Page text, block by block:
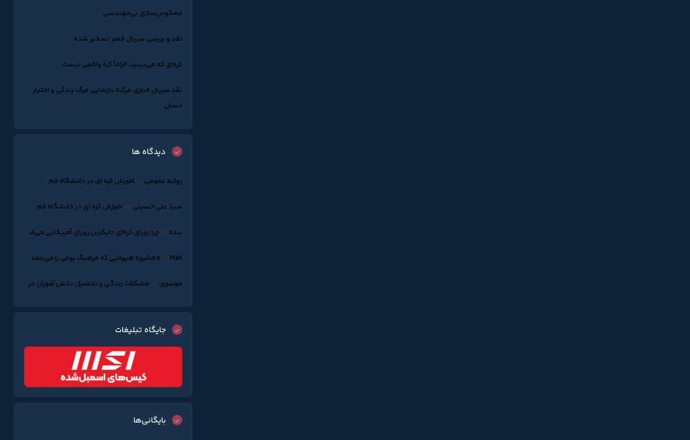
معکوس‌سازی بی‌مهندسی
نقد و بررسی سریال قصر تسخیر شده
کره‌ای که می‌بینید، الزاماً کره واقعی نیست
نقد سریال «بازی مرگ» بازنمایی مرگ، زندگی و اختیار
انسان
دیدگاه ها
روابط عمومی دراموزش کره ای در دانشگاه قم
سید علی حسینی دراموزش کره ای در دانشگاه قم
بنده درچرا رویای کره‌ای جایگزین رویای آمریکایی می‌شود؟
Mah در«هالیو» هیولایی که فرهنگ بومی را می‌بلعد
موسوی درمشکلات زندگـی و تحصیل دانش آموزان درکره جنوبـی
جایگاه تبلیغات
بایگانی‌ها